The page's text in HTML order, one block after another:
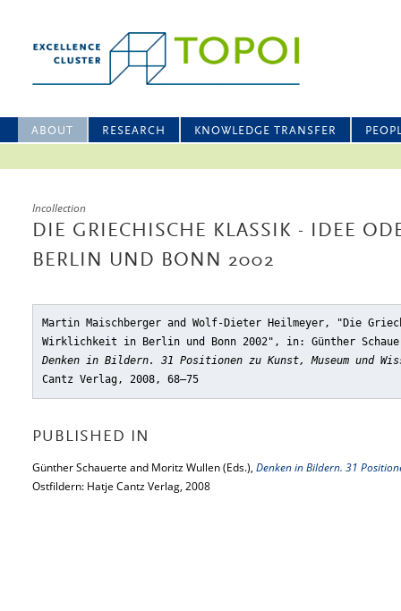
ABOUT RESEARCH KNOWLEDGE TRANSFER
Incollection
DIE GRIECHISCHE KLASSIK - IDEE
BERLIN UND BONN 2002
Martin Maischberger and Wolf-Dieter Heilmeyer, "Die
Wirklichkeit in Berlin und Bonn 2002" , in: Günther
Denken in Bildern. 31 Positionen zu Kunst, Museum und
Cantz Verlag, 2008, 68–75
PUBLISHED IN
Günther Schauerte and Moritz Wullen (Eds.), Denken in Bildern. 31
Ostfildern: Hatje Cantz Verlag, 2008